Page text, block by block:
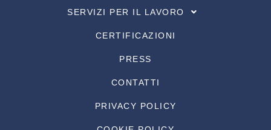
SERVIZI PER IL LAVORO
CERTIFICAZIONI
PRESS
CONTATTI
PRIVACY POLICY